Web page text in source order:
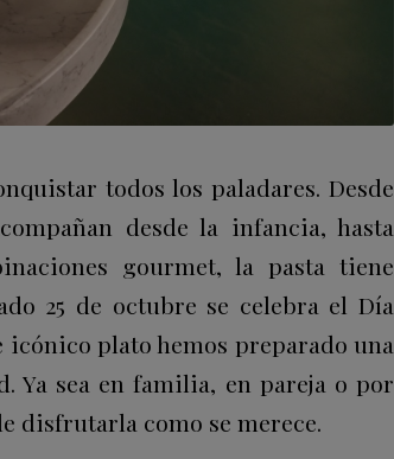
todos los paladares. Desde
desde la infancia, hasta
gourmet, la pasta tiene
25 de octubre se celebra el Día
icónico plato hemos preparado una
Ya sea en familia, en pareja o por
disfrutarla como se merece.